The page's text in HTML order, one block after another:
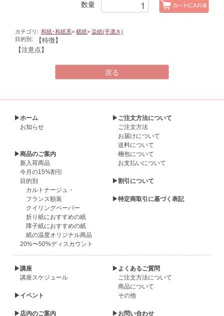
数量
カテゴリ: 和紙･和紙系> 楮紙> 染紙(手漉き)
目的別:
【特徴】
【注意点】
▶ホーム
お知らせ
▶商品のご案内
新入荷商品
今月の15%割引
目的別
カルトナージュ・
フランス額装
クイリングペーパー
折り紙におすすめの紙
障子紙におすすめの紙
紙の温度オリジナル商品
20%〜50%ディスカウント
▶ご注文方法について
ご注文方法
お届けについて
送料について
梱包について
お支払いについて
▶割引について
▶特定商取引に基づく表記
▶講座
講座スケジュール
▶イベント
▶店内のご案内
▶よくあるご質問
ご注文方法について
商品について
その他
▶お問い合わせ